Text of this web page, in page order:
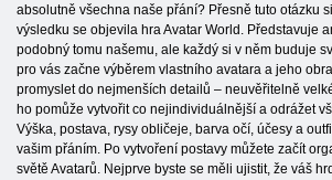
absolutně všechna naše přání? Přesně tuto otázku
výsledku se objevila hra Avatar World. Představuje
podobný tomu našemu, ale každý si v něm buduje
pro vás začne výběrem vlastního avatara a jeho
promyslet do nejmenších detailů – neuvěřitelně
ho pomůže vytvořit co nejindividuálnější a odrážet
Výška, postava, rysy obličeje, barva očí, účesy a
vašim přáním. Po vytvoření postavy můžete začít
světě Avatarů. Nejprve byste se měli ujistit, že váš